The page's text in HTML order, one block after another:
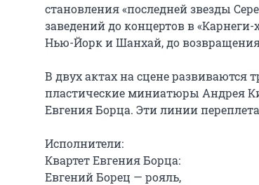
становления «последней звезды
заведений до концертов в
Нью-Йорк и Шанхай, до
В двух актах на сцене развиваются
пластические миниатюры Андрея
Евгения Борца. Эти линии
Исполнители:
Квартет Евгения Борца:
Евгений Борец — рояль,